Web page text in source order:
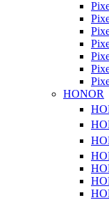
HONOR